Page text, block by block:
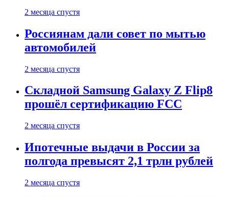
2 месяца спустя
Россиянам дали совет по мытью
автомобилей
2 месяца спустя
Складной Samsung Galaxy Z Flip8
прошёл сертификацию FCC
2 месяца спустя
Ипотечные выдачи в России за
полгода превысят 2,1 трлн рублей
2 месяца спустя